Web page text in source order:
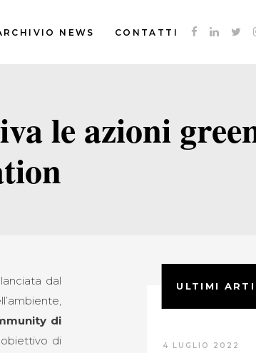
NEWS CONTATTI
le azioni
dal
di
di
ULTIMI
4 LUGLIO 2022